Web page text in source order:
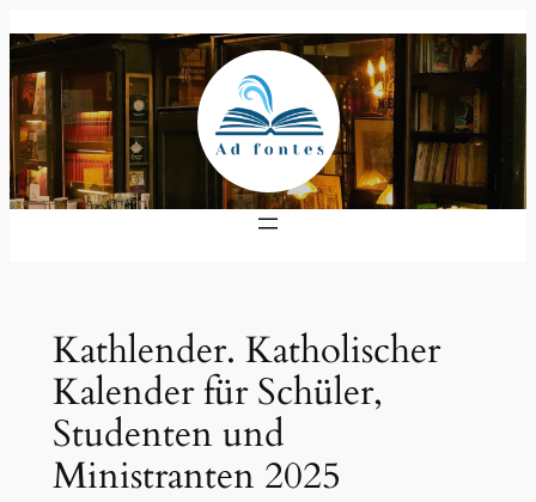
Inhalt
springen
Kathlender. Katholischer
Kalender für Schüler,
Studenten und
Ministranten 2025